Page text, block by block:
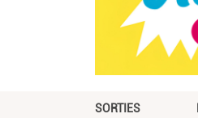
SORTIES